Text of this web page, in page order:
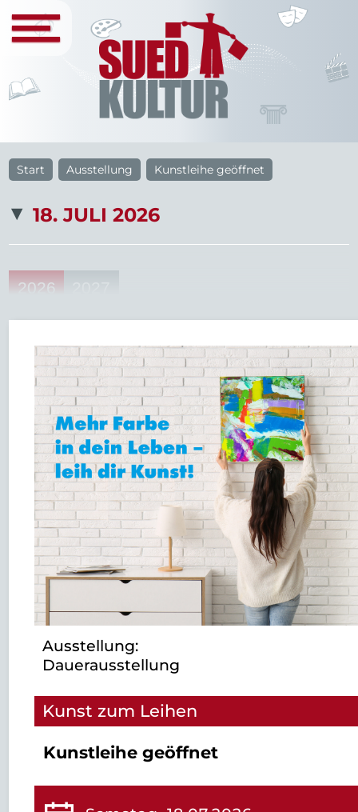
Start Ausstellung Kunstleihe geöffnet
18. JULI 2026
2026
Aug Sep Okt Nov Dez
Ausstellung:
Dauerausstellung
Kunst zum Leihen
Kunstleihe geöffnet